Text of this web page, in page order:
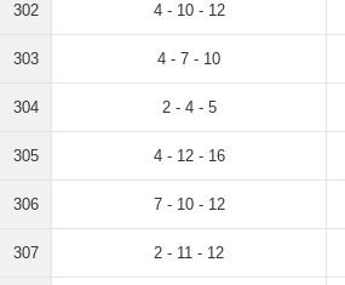
302 4 - 10 - 12
303 4 - 7 - 10
304 2 - 4 - 5
305 4 - 12 - 16
306 7 - 10 - 12
307 2 - 11 - 12